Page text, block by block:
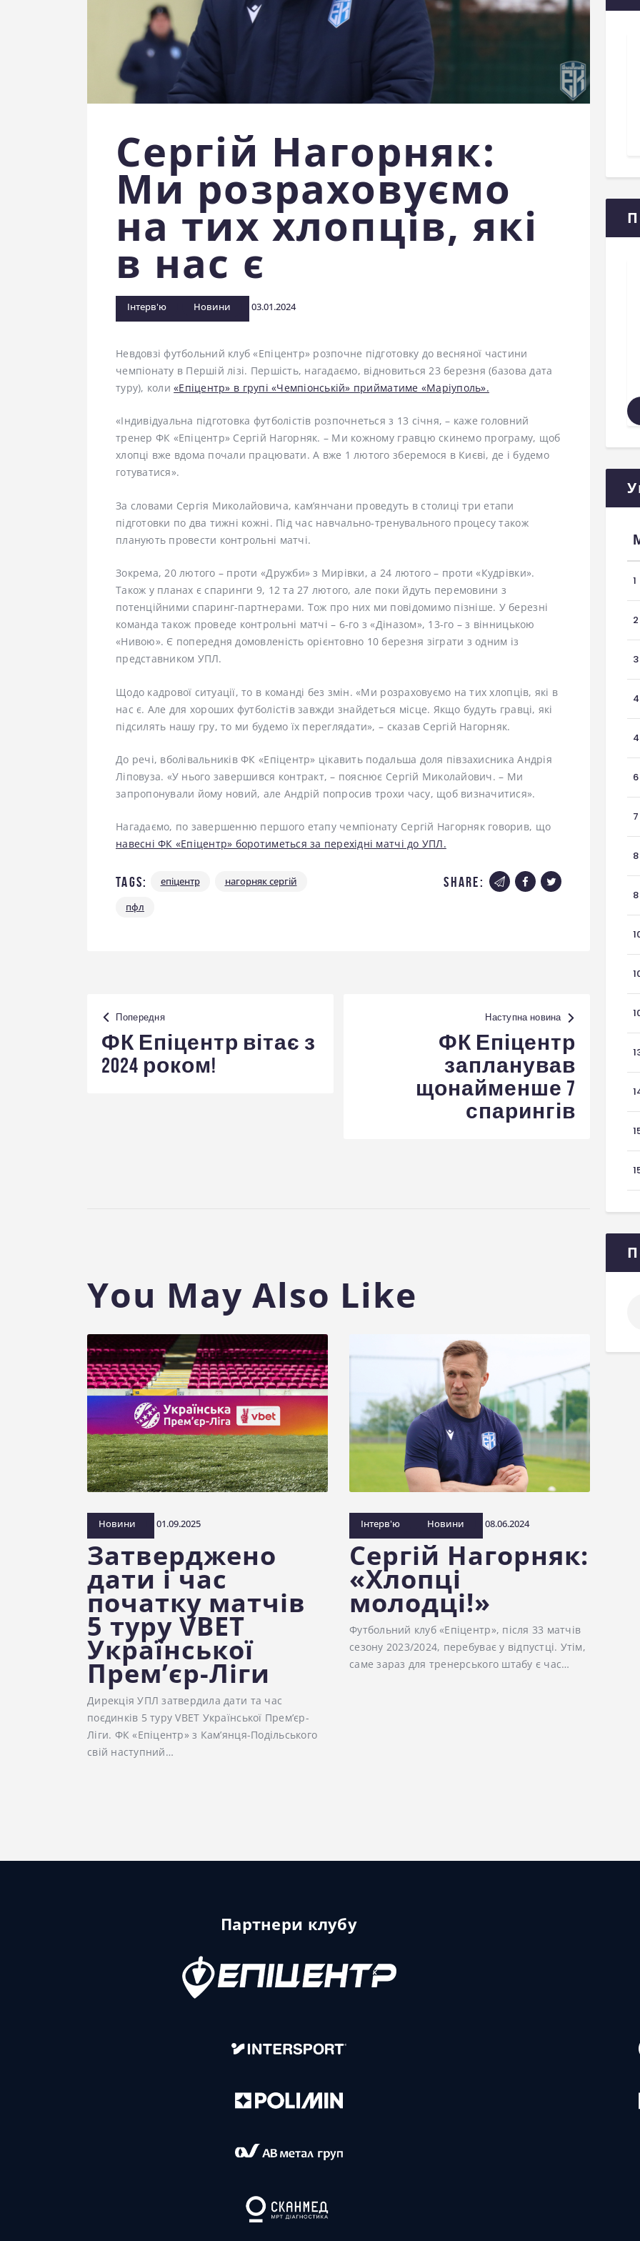
Сергій Нагорняк:
Ми розраховуємо
на тих хлопців, які
в нас є
Інтерв'ю Новини 03.01.2024
Невдовзі футбольний клуб «Епіцентр» розпочне підготовку до весняної частини
чемпіонату в Першій лізі. Першість, нагадаємо, відновиться 23 березня (базова дата
туру), коли«Епіцентр» в групі «Чемпіонській» прийматиме «Маріуполь».
«Індивідуальна підготовка футболістів розпочнеться з 13 січня, – каже головний
тренер ФК «Епіцентр» Сергій Нагорняк. – Ми кожному гравцю скинемо програму, щоб
хлопці вже вдома почали працювати. А вже 1 лютого зберемося в Києві, де і будемо
готуватися».
За словами Сергія Миколайовича, кам’янчани проведуть в столиці три етапи
підготовки по два тижні кожні. Під час навчально-тренувального процесу також
планують провести контрольні матчі.
Зокрема, 20 лютого – проти «Дружби» з Мирівки, а 24 лютого – проти «Кудрівки».
Також у планах є спаринги 9, 12 та 27 лютого, але поки йдуть перемовини з
потенційними спаринг-партнерами. Тож про них ми повідомимо пізніше. У березні
команда також проведе контрольні матчі – 6-го з «Діназом», 13-го – з вінницькою
«Нивою». Є попередня домовленість орієнтовно 10 березня зіграти з одним із
представником УПЛ.
Щодо кадрової ситуації, то в команді без змін. «Ми розраховуємо на тих хлопців, які в
нас є. Але для хороших футболістів завжди знайдеться місце. Якщо будуть гравці, які
підсилять нашу гру, то ми будемо їх переглядати», – сказав Сергій Нагорняк.
До речі, вболівальників ФК «Епіцентр» цікавить подальша доля півзахисника Андрія
Ліповуза. «У нього завершився контракт, – пояснює Сергій Миколайович. – Ми
запропонували йому новий, але Андрій попросив трохи часу, щоб визначитися».
Нагадаємо, по завершенню першого етапу чемпіонату Сергій Нагорняк говорив, що
навесні ФК «Епіцентр» боротиметься за перехідні матчі до УПЛ.
Tags: епіцентр
нагорняк сергій
пфл
share:
Навігація
записів
Попередня
ФК Епіцентр вітає з
2024 роком!
Наступна новина
ФК Епіцентр
запланував
щонайменше 7
спарингів
You May Also Like
Новини 01.09.2025
Затверджено
дати і час
початку матчів
5 туру VBET
Української
Прем’єр-Ліги
Дирекція УПЛ затвердила дати та час
поєдинків 5 туру VBET Української Прем’єр-
Ліги. ФК «Епіцентр» з Кам’янця-Подільського
свій наступний…
Інтерв'ю Новини 08.06.2024
Сергій Нагорняк:
«Хлопці
молодці!»
Футбольний клуб «Епіцентр», після 33 матчів
сезону 2023/2024, перебуває у відпустці. Утім,
саме зараз для тренерського штабу є час…
1
2
3
4
4
6
7
8
8